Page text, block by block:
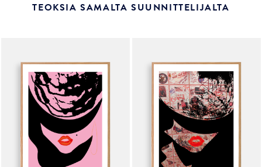
TEOKSIA SAMALTA SUUNNITTELIJALTA